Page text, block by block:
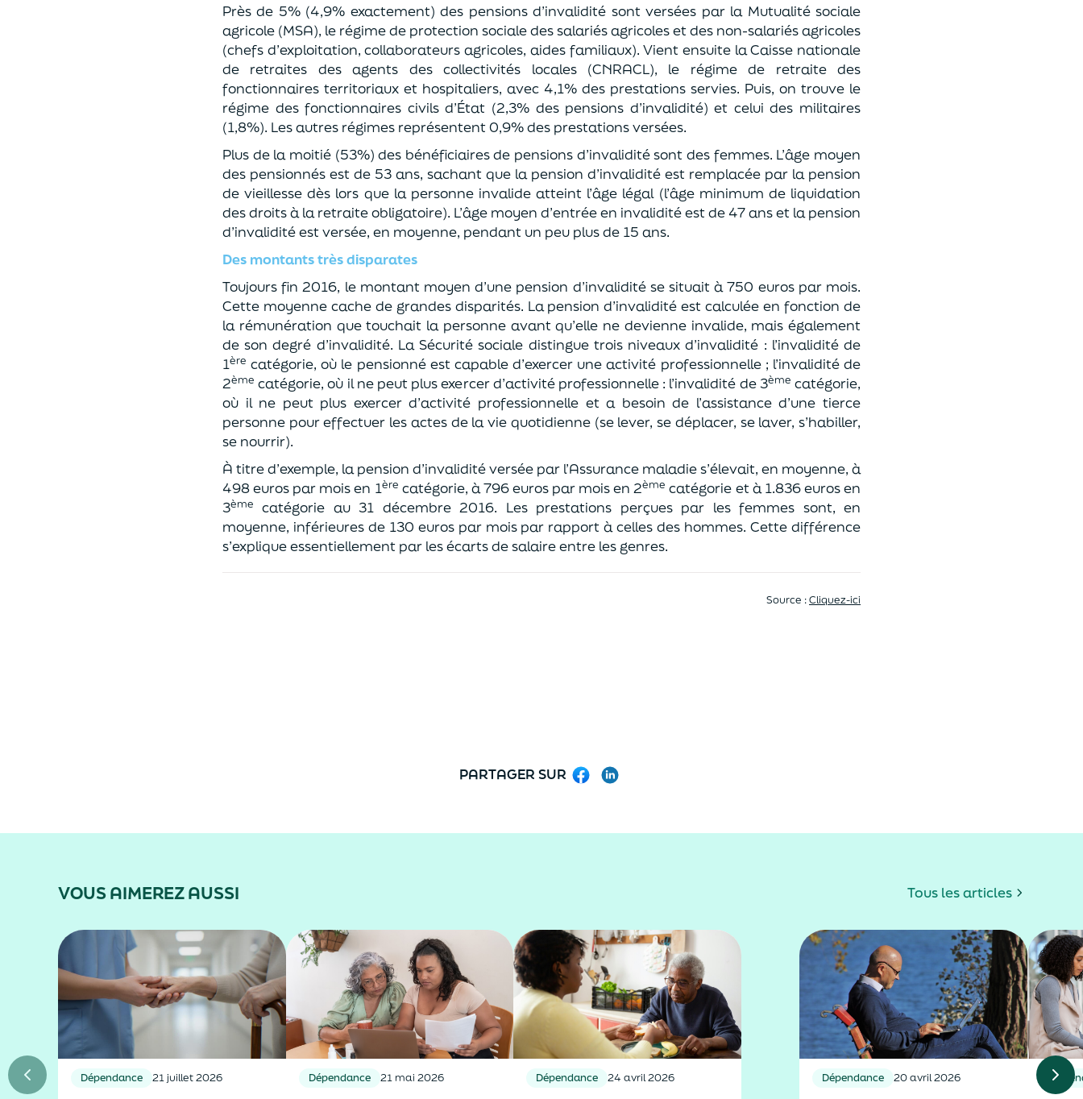
Près de 5% (4,9% exactement) des pensions d’invalidité sont versées par la Mutualité sociale
agricole (MSA), le régime de protection sociale des salariés agricoles et des non-salariés agricoles
(chefs d’exploitation, collaborateurs agricoles, aides familiaux). Vient ensuite la Caisse nationale
de retraites des agents des collectivités locales (CNRACL), le régime de retraite des
fonctionnaires territoriaux et hospitaliers, avec 4,1% des prestations servies. Puis, on trouve le
régime des fonctionnaires civils d’État (2,3% des pensions d’invalidité) et celui des militaires
(1,8%). Les autres régimes représentent 0,9% des prestations versées.
Plus de la moitié (53%) des bénéficiaires de pensions d’invalidité sont des femmes. L’âge moyen
des pensionnés est de 53 ans, sachant que la pension d’invalidité est remplacée par la pension
de vieillesse dès lors que la personne invalide atteint l’âge légal (l’âge minimum de liquidation
des droits à la retraite obligatoire). L’âge moyen d’entrée en invalidité est de 47 ans et la pension
d’invalidité est versée, en moyenne, pendant un peu plus de 15 ans.
Des montants très disparates
Toujours fin 2016, le montant moyen d’une pension d’invalidité se situait à 750 euros par mois.
Cette moyenne cache de grandes disparités. La pension d’invalidité est calculée en fonction de
la rémunération que touchait la personne avant qu’elle ne devienne invalide, mais également
de son degré d’invalidité. La Sécurité sociale distingue trois niveaux d’invalidité : l’invalidité de
1ère catégorie, où le pensionné est capable d’exercer une activité professionnelle ; l’invalidité de
2ème catégorie, où il ne peut plus exercer d’activité professionnelle : l’invalidité de 3ème catégorie,
où il ne peut plus exercer d’activité professionnelle et a besoin de l’assistance d’une tierce
personne pour effectuer les actes de la vie quotidienne (se lever, se déplacer, se laver, s’habiller,
se nourrir).
À titre d’exemple, la pension d’invalidité versée par l’Assurance maladie s’élevait, en moyenne, à
498 euros par mois en 1ère catégorie, à 796 euros par mois en 2ème catégorie et à 1.836 euros en
3ème
catégorie au 31 décembre 2016. Les prestations perçues par les femmes sont, en
moyenne, inférieures de 130 euros par mois par rapport à celles des hommes. Cette différence
s’explique essentiellement par les écarts de salaire entre les genres.
Source :Cliquez-ici
PARTAGER SUR Facebook
VOUS AIMEREZ AUSSI Tous les articles
Dépendance 21 juillet 2026 Dépendance 21 mai 2026 Dépendance 24 avril 2026 Dépendance 20 avril 2026